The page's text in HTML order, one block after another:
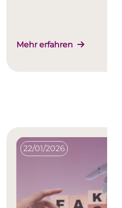
Mehr erfahren
22/01/2026